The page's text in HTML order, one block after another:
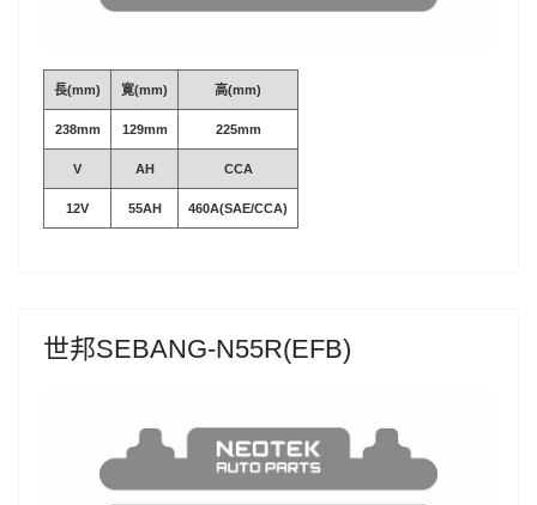
長(mm) 寛(mm) 高(mm)
238mm 129mm 225mm
V AH CCA
12V 55AH 460A(SAE/CCA)
世邦SEBANG-N55R(EFB)